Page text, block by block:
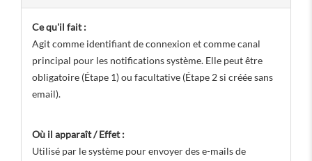
Ce qu'il fait :
Agit comme identifiant de connexion et comme canal
principal pour les notifications système. Elle peut être
obligatoire (Étape 1) ou facultative (Étape 2 si créée sans
email).
Où il apparaît / Effet :
Utilisé par le système pour envoyer des e-mails de